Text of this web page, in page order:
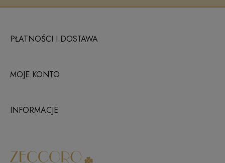
PŁATNOŚCI I DOSTAWA
MOJE KONTO
INFORMACJE